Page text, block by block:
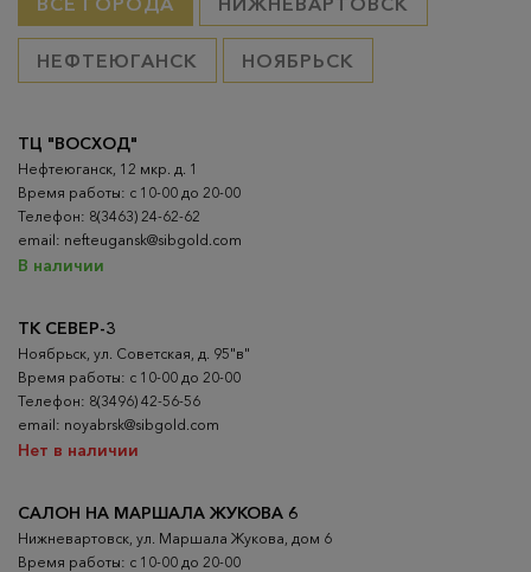
НЕФТЕЮГАНСК НОЯБРЬСК
ТК СЕВЕР-3
Ноябрьск, ул. Советская, д. 95"в"
Время работы: с 10-00 до 20-00
Телефон: 8(3496) 42-56-56
email: noyabrsk@sibgold.com
Нет в наличии
ТЦ "ВОСХОД"
Нефтеюганск, 12 мкр. д. 1
Время работы: с 10-00 до 20-00
Телефон: 8(3463) 24-62-62
email: nefteugansk@sibgold.com
В наличии
САЛОН НА МАРШАЛА ЖУКОВА 6
Нижневартовск, ул. Маршала Жукова, дом 6
Время работы: с 10-00 до 20-00